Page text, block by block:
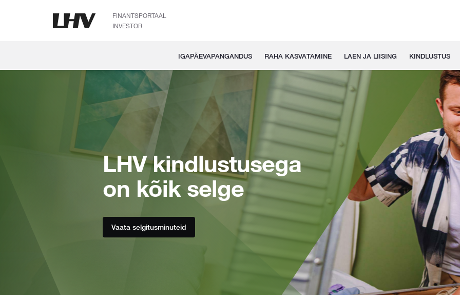
FINANTSPORTAAL
INVESTOR
IGAPÄEVAPANGANDUS RAHA KASVATAMINE LAEN JA LIISING KINDLUSTUS
LHV kindlustusega
on kõik selge
Vaata selgitusminuteid